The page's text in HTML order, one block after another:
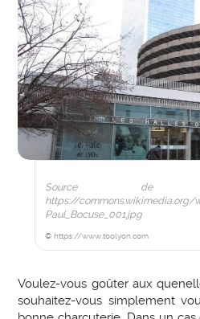
Source de
https://commons.wikimedia.org/
Paul_Bocuse_001.jpg
© https://www.toolyon.com
Voulez-vous goûter aux
souhaitez-vous simplement